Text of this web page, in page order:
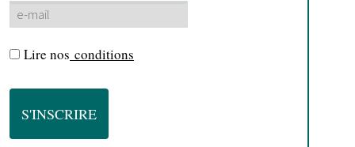
Lire nos conditions